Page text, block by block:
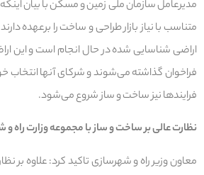
مدیرعامل سازمان ملی زمین و مسکن با بیان
متناسب با نیاز بازار طراحی و ساخت را برعهده
اراضی شناسایی شده در حال انجام است و این
فراخوان گذاشته می‌شوند و شرکای آنها انتخاب
فرایندها نیز ساخت و ساز شروع می‌شود.
نظارت عالی بر ساخت و ساز با مجموعه وزارت راه
معاون وزیر راه و شهرسازی تاکید کرد: علاوه بر